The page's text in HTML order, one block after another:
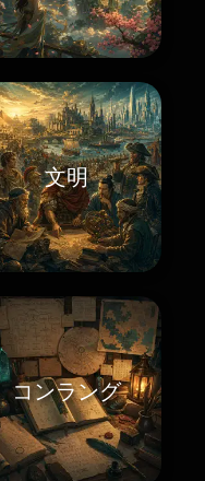
文明
コンラング